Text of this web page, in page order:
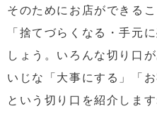
そのためにお店ができるこ
「捨てづらくなる・手元
しょう。いろんな切り口
いじな「大事にする」「
という切り口を紹介します